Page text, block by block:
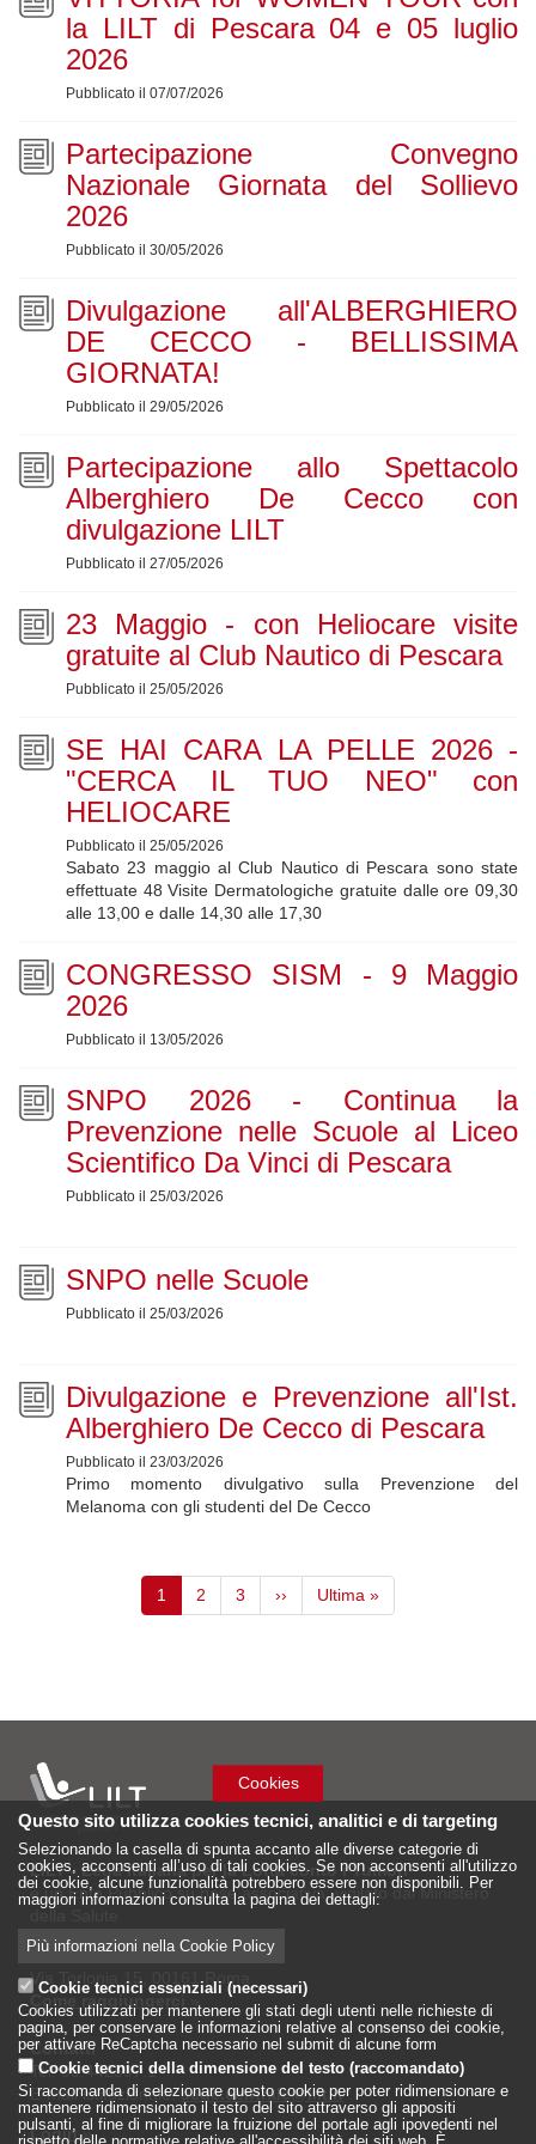
la LILT di Pescara 04 e 05 luglio
2026
Pubblicato il 07/07/2026
Partecipazione Convegno
Nazionale Giornata del Sollievo
2026
Pubblicato il 30/05/2026
Divulgazione all'ALBERGHIERO
DE CECCO - BELLISSIMA
GIORNATA!
Pubblicato il 29/05/2026
Partecipazione allo Spettacolo
Alberghiero De Cecco con
divulgazione LILT
Pubblicato il 27/05/2026
23 Maggio - con Heliocare visite
gratuite al Club Nautico di Pescara
Pubblicato il 25/05/2026
SE HAI CARA LA PELLE 2026 -
"CERCA IL TUO NEO" con
HELIOCARE
Pubblicato il 25/05/2026
Sabato 23 maggio al Club Nautico di Pescara sono state
effettuate 48 Visite Dermatologiche gratuite dalle ore 09,30
alle 13,00 e dalle 14,30 alle 17,30
CONGRESSO SISM - 9 Maggio
2026
Pubblicato il 13/05/2026
SNPO 2026 - Continua la
Prevenzione nelle Scuole al Liceo
Scientifico Da Vinci di Pescara
Pubblicato il 25/03/2026
SNPO nelle Scuole
Pubblicato il 25/03/2026
Divulgazione e Prevenzione all'Ist.
Alberghiero De Cecco di Pescara
Pubblicato il 23/03/2026
Primo momento divulgativo sulla Prevenzione del
Melanoma con gli studenti del De Cecco
Pagina
attuale
1 Page
2 Page
3
Pagina
successiva
››
Ultima
pagina
Ultima »
LILT - Lega Italiana per la Lotta conto i Tumori
è un Ente Pubblico su base associativa, vigilato dal Ministero
Sede Nazionale
Via Torlonia 15, 00161 Roma
Come raggiungerci
»
Contatti
Tel: 06.442597.1
E-mail istituzionale:sede.centrale@lilt.it
Login»
Cookies
Questo sito utilizza cookies tecnici, analitici e di targeting
Selezionando la casella di spunta accanto alle diverse categorie di
cookies, acconsenti all’uso di tali cookies. Se non acconsenti all'utilizzo
dei cookie, alcune funzionalità potrebbero essere non disponibili. Per
maggiori informazioni consulta la pagina dei dettagli:
Più informazioni nella Cookie Policy
Cookie tecnici essenziali (necessari)
Cookies utilizzati per mantenere gli stati degli utenti nelle richieste di
pagina, per conservare le informazioni relative al consenso dei cookie,
per attivare ReCaptcha necessario nel submit di alcune form
Cookie tecnici della dimensione del testo (raccomandato)
Si raccomanda di selezionare questo cookie per poter ridimensionare e
mantenere ridimensionato il testo del sito attraverso gli appositi
pulsanti, al fine di migliorare la fruizione del portale agli ipovedenti nel